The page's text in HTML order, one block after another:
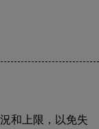
和上限，以免失